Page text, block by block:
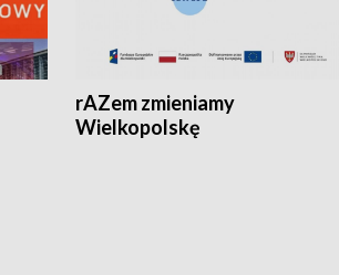
rAZem zmieniamy
Wielkopolskę